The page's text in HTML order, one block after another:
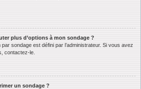
plus d’options à mon sondage ?
sondage est défini par l’administrateur. Si vous avez
contactez-le.
un sondage ?